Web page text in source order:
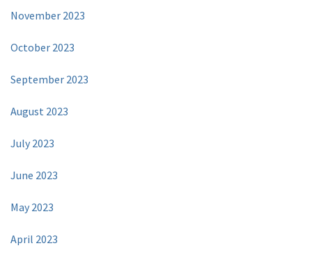
November 2023
October 2023
September 2023
August 2023
July 2023
June 2023
May 2023
April 2023